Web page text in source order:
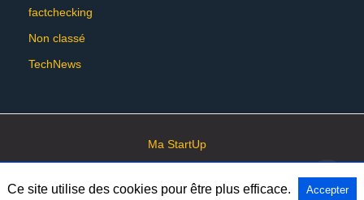
factchecking
Non classé
TechNews
Ma StartUp
All Rights Reserved View Non-AMP Version
Ce site utilise des cookies pour être plus efficace. Accepter